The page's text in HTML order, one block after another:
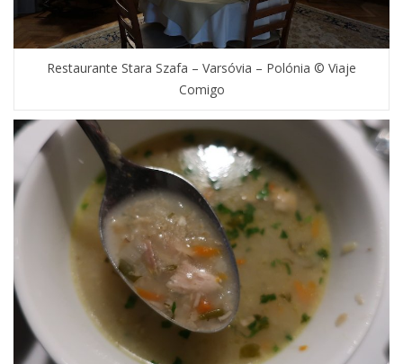
Restaurante Stara Szafa – Varsóvia – Polónia © Viaje
Comigo